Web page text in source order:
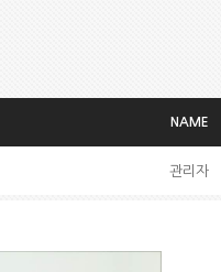
NAME
관리자